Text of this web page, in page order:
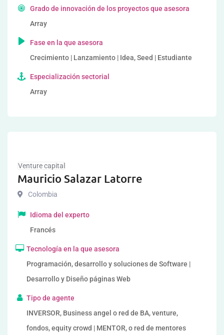
Grado de innovación de los proyectos que asesora
Array
Fase en la que asesora
Crecimiento | Lanzamiento | Idea, Seed | Estudiante
Especialización sectorial
Array
Venture capital
Mauricio Salazar Latorre
Colombia
Idioma del experto
Francés
Tecnología en la que asesora
Programación, desarrollo y soluciones de Software |
Desarrollo y Diseño páginas Web
Tipo de agente
INVERSOR, Business angel o red de BA, venture,
fondos, equity crowd | MENTOR, o red de mentores